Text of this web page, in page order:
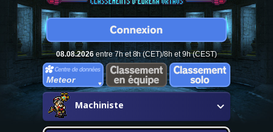
08.08.2026entre 7h et 8h (CET)/8h et 9h (CEST)
Meteor
Machiniste